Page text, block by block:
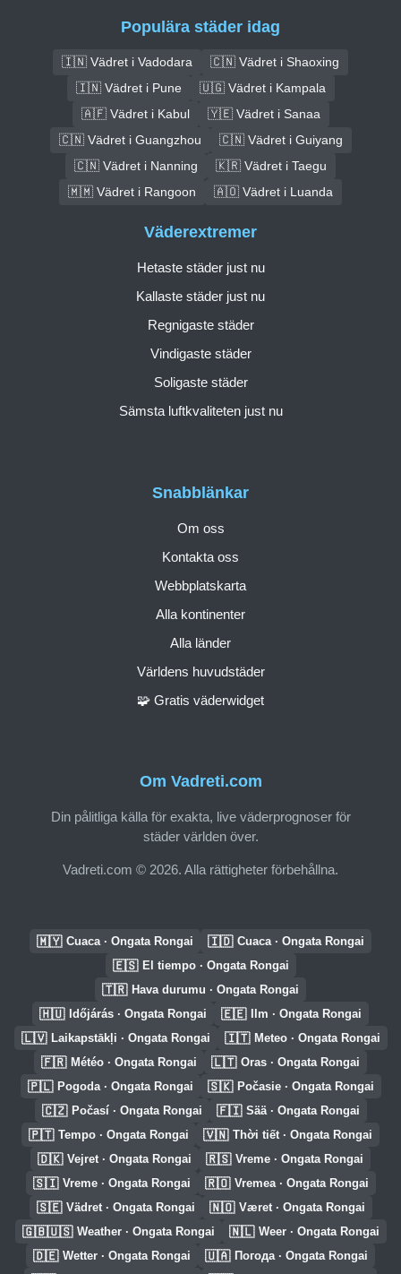
Populära städer idag
🇮🇳 Vädret i Vadodara
🇨🇳 Vädret i Shaoxing
🇮🇳 Vädret i Pune
🇺🇬 Vädret i Kampala
🇦🇫 Vädret i Kabul
🇾🇪 Vädret i Sanaa
🇨🇳 Vädret i Guangzhou
🇨🇳 Vädret i Guiyang
🇨🇳 Vädret i Nanning
🇰🇷 Vädret i Taegu
🇲🇲 Vädret i Rangoon
🇦🇴 Vädret i Luanda
Om Vadreti.com
Din pålitliga källa för exakta, live väderprognoser för
städer världen över.
Vadreti.com © 2026. Alla rättigheter förbehållna.
Snabblänkar
Om oss
Kontakta oss
Webbplatskarta
Alla kontinenter
Alla länder
Världens huvudstäder
🧩 Gratis väderwidget
Väderextremer
Hetaste städer just nu
Kallaste städer just nu
Regnigaste städer
Vindigaste städer
Soligaste städer
Sämsta luftkvaliteten just nu
🇲🇾 Cuaca · Ongata Rongai 🇮🇩 Cuaca · Ongata Rongai
🇪🇸 El tiempo · Ongata Rongai
🇹🇷 Hava durumu · Ongata Rongai
🇭🇺 Időjárás · Ongata Rongai 🇪🇪 Ilm · Ongata Rongai
🇱🇻 Laikapstākļi · Ongata Rongai 🇮🇹 Meteo · Ongata Rongai
🇫🇷 Météo · Ongata Rongai 🇱🇹 Oras · Ongata Rongai
🇵🇱 Pogoda · Ongata Rongai 🇸🇰 Počasie · Ongata Rongai
🇨🇿 Počasí · Ongata Rongai 🇫🇮 Sää · Ongata Rongai
🇵🇹 Tempo · Ongata Rongai 🇻🇳 Thời tiết · Ongata Rongai
🇩🇰 Vejret · Ongata Rongai 🇷🇸 Vreme · Ongata Rongai
🇸🇮 Vreme · Ongata Rongai 🇷🇴 Vremea · Ongata Rongai
🇸🇪 Vädret · Ongata Rongai 🇳🇴 Været · Ongata Rongai
🇬🇧🇺🇸 Weather · Ongata Rongai 🇳🇱 Weer · Ongata Rongai
🇩🇪 Wetter · Ongata Rongai 🇺🇦 Погода · Ongata Rongai